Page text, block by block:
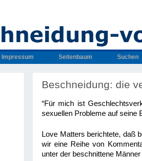
Impressum Seitenbaum Suchen
Beschneidung: die
“Für mich ist
sexuellen Probleme auf seine
Love Matters berichtete, daß
wir eine Reihe von
unter der beschnittene